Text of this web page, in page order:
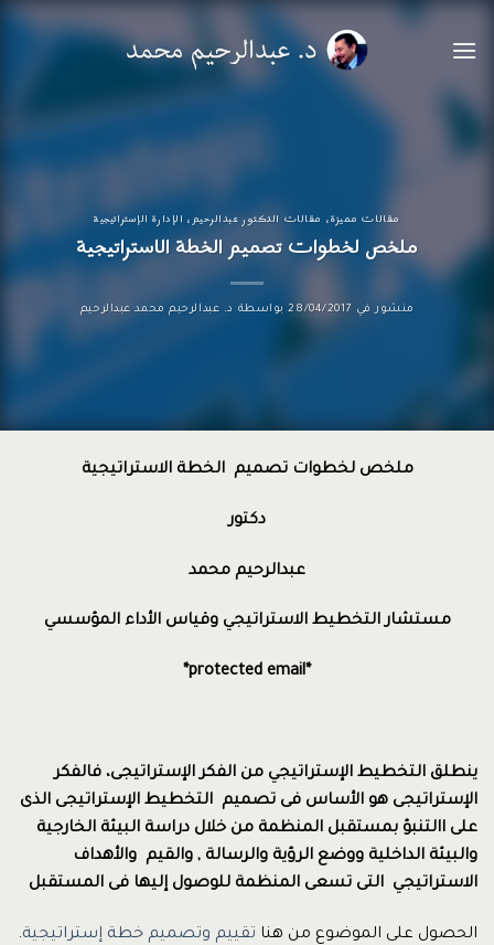
للمحتوى
مقالات مميزة، مقالات الدكتور عبدالرحيم، الإدارة الإستراتيجية
ملخص لخطوات تصميم الخطة الاستراتيجية
منشور في 28/04/2017 بواسطة د. عبدالرحيم محمد عبدالرحيم
ملخص لخطوات تصميم الخطة الاستراتيجية
دكتور
عبدالرحيم محمد
مستشار التخطيط الاستراتيجي وقياس الأداء المؤسسي
*protected email*
ينطلق التخطيط الإستراتيجي من الفكر الإستراتيجى، فالفكر
الإستراتيجى هو الأساس فى تصميم التخطيط الإستراتيجى الذى
على االتنبؤ بمستقبل المنظمة من خلال دراسة البيئة الخارجية
والبيئة الداخلية ووضع الرؤية والرسالة , والقيم والأهداف
الاستراتيجي التى تسعى المنظمة للوصول إليها فى المستقبل
الحصول على الموضوع من هنا تقييم وتصميم خطة إستراتيجية.